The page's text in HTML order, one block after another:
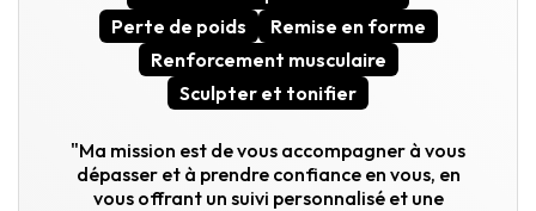
Perte de poids
Remise en forme
Renforcement musculaire
Sculpter et tonifier
"Ma mission est de vous accompagner à vous
dépasser et à prendre confiance en vous, en
vous offrant un suivi personnalisé et une